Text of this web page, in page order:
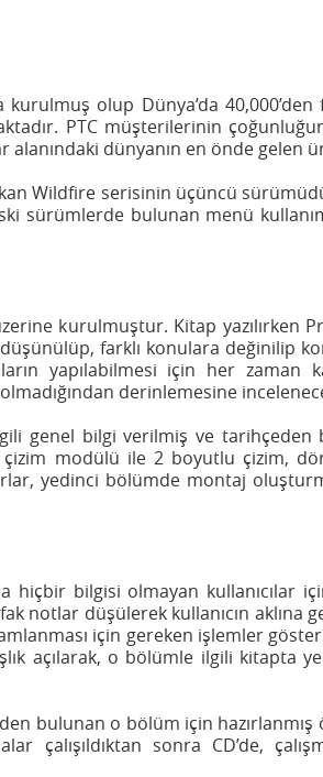
kurulmuş olup Dünya’da
PTC müşterilerinin
alanındaki dünyanın en önde gelen
Wildfire serisinin üçüncü
bulunan menü
kurulmuştur. Kitap yazılırken
farklı konulara değinilip
yapılabilmesi için her zaman
derinlemesine
genel bilgi verilmiş ve
modülü ile 2 boyutlu çizim,
yedinci bölümde montaj
bilgisi olmayan kullanıcılar
notlar düşülerek kullanıcın aklına
için gereken işlemler
açılarak, o bölümle ilgili kitapta
bulunan o bölüm için
çalışıldıktan sonra CD’de,